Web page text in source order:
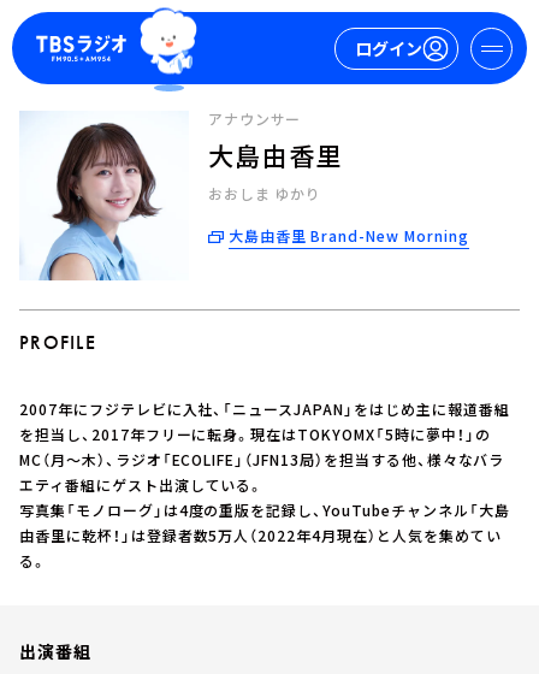
ログイン
マイページ
ログイン
今日の番組表
週間番組表
トピックス
TBS Podcast
お知らせ
会社情報
アナウンサー
大島由香里
おおしま ゆかり
大島由香里 Brand-New Morning
PROFILE
2007年にフジテレビに入社、「ニュースJAPAN」をはじめ主に報道番組
を担当し、2017年フリーに転身。現在はTOKYOMX「5時に夢中！」の
MC（月～木）、ラジオ「ECOLIFE」（JFN13局）を担当する他、様々なバラ
エティ番組にゲスト出演している。
写真集「モノローグ」は4度の重版を記録し、YouTubeチャンネル「大島
由香里に乾杯！」は登録者数5万人（2022年4月現在）と人気を集めてい
る。
出演番組